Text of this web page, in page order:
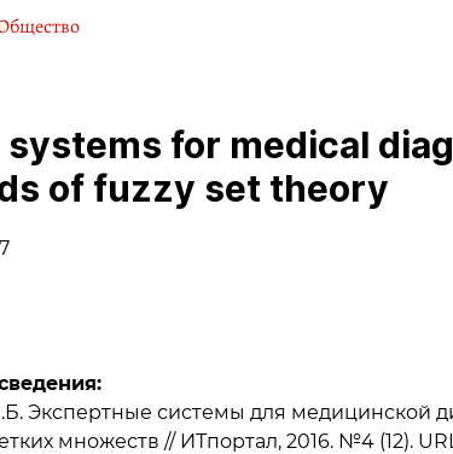
systems for medical
of fuzzy set theory
Экспертные системы для медицинской
множеств // ИТпортал, 2016. №4 (12).